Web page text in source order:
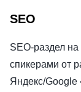
SEO
SEO-раздел
спикерами от
Яндекс/Google